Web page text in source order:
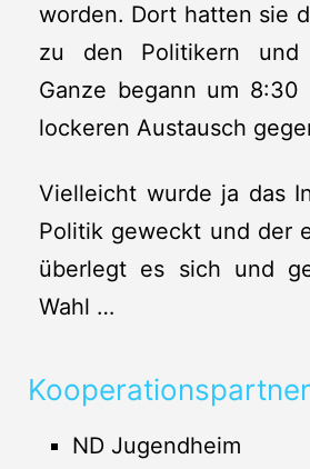
worden. Dort hatten sie
zu den Politikern und
Ganze begann um
lockeren Austausch
Vielleicht wurde ja das
Politik geweckt und der
überlegt es sich und
Wahl …
Kooperationspartner
ND Jugendheim